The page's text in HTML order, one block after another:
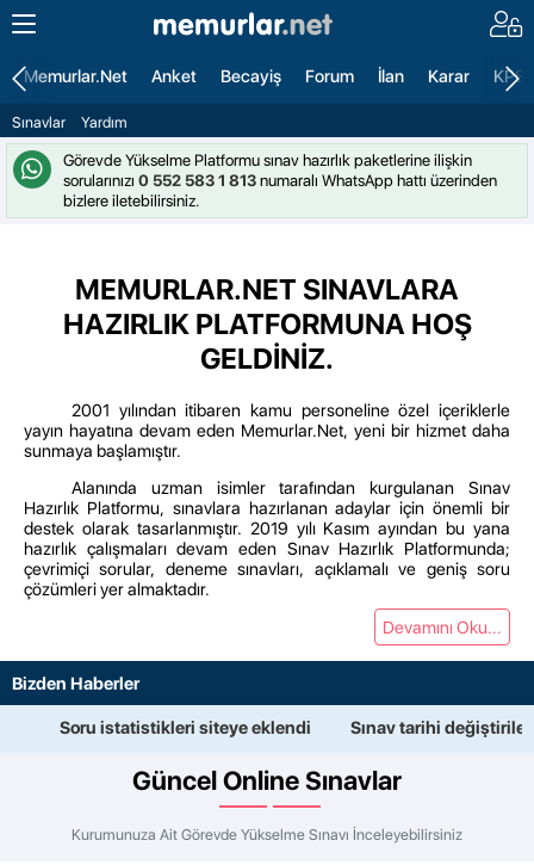
Memurlar.Net Anket Becayiş Forum İlan Karar
Sınavlar Yardım
Görevde Yükselme Platformu sınav hazırlık paketlerine ilişkin
sorularınızı0 552 583 1 813numaralı WhatsApp hattı üzerinden
bizlere iletebilirsiniz.
MEMURLAR.NET SINAVLARA
HAZIRLIK PLATFORMUNA HOŞ
GELDİNİZ.
2001 yılından itibaren kamu personeline özel içeriklerle
yayın hayatına devam eden Memurlar.Net, yeni bir hizmet daha
sunmaya başlamıştır.
Alanında uzman isimler tarafından kurgulanan Sınav
Hazırlık Platformu, sınavlara hazırlanan adaylar için önemli bir
destek olarak tasarlanmıştır. 2019 yılı Kasım ayından bu yana
hazırlık çalışmaları devam eden Sınav Hazırlık Platformunda;
çevrimiçi sorular, deneme sınavları, açıklamalı ve geniş soru
çözümleri yer almaktadır.
Devamını Oku...
Bizden Haberler
Soru istatistikleri siteye eklendi Sınav tarihi değiştirilen
Güncel Online Sınavlar
Kurumunuza Ait Görevde Yükselme Sınavı İnceleyebilirsiniz